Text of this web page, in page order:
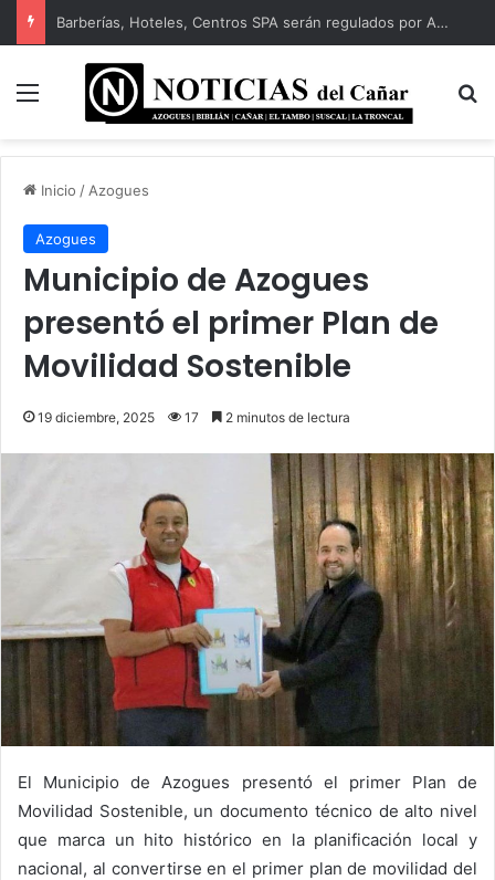
Biblián celebró sus 82 años de cantonización
Inicio / Azogues
Azogues
Municipio de Azogues
presentó el primer Plan de
Movilidad Sostenible
19 diciembre, 2025 17 2 minutos de lectura
El Municipio de Azogues presentó el primer Plan de
Movilidad Sostenible, un documento técnico de alto nivel
que marca un hito histórico en la planificación local y
nacional, al convertirse en el primer plan de movilidad del